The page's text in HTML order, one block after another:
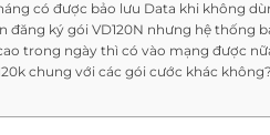
có được bảo lưu Data khi không
đăng ký gói VD120N nhưng hệ thống
trong ngày thì có vào mạng được
chung với các gói cước khác không?